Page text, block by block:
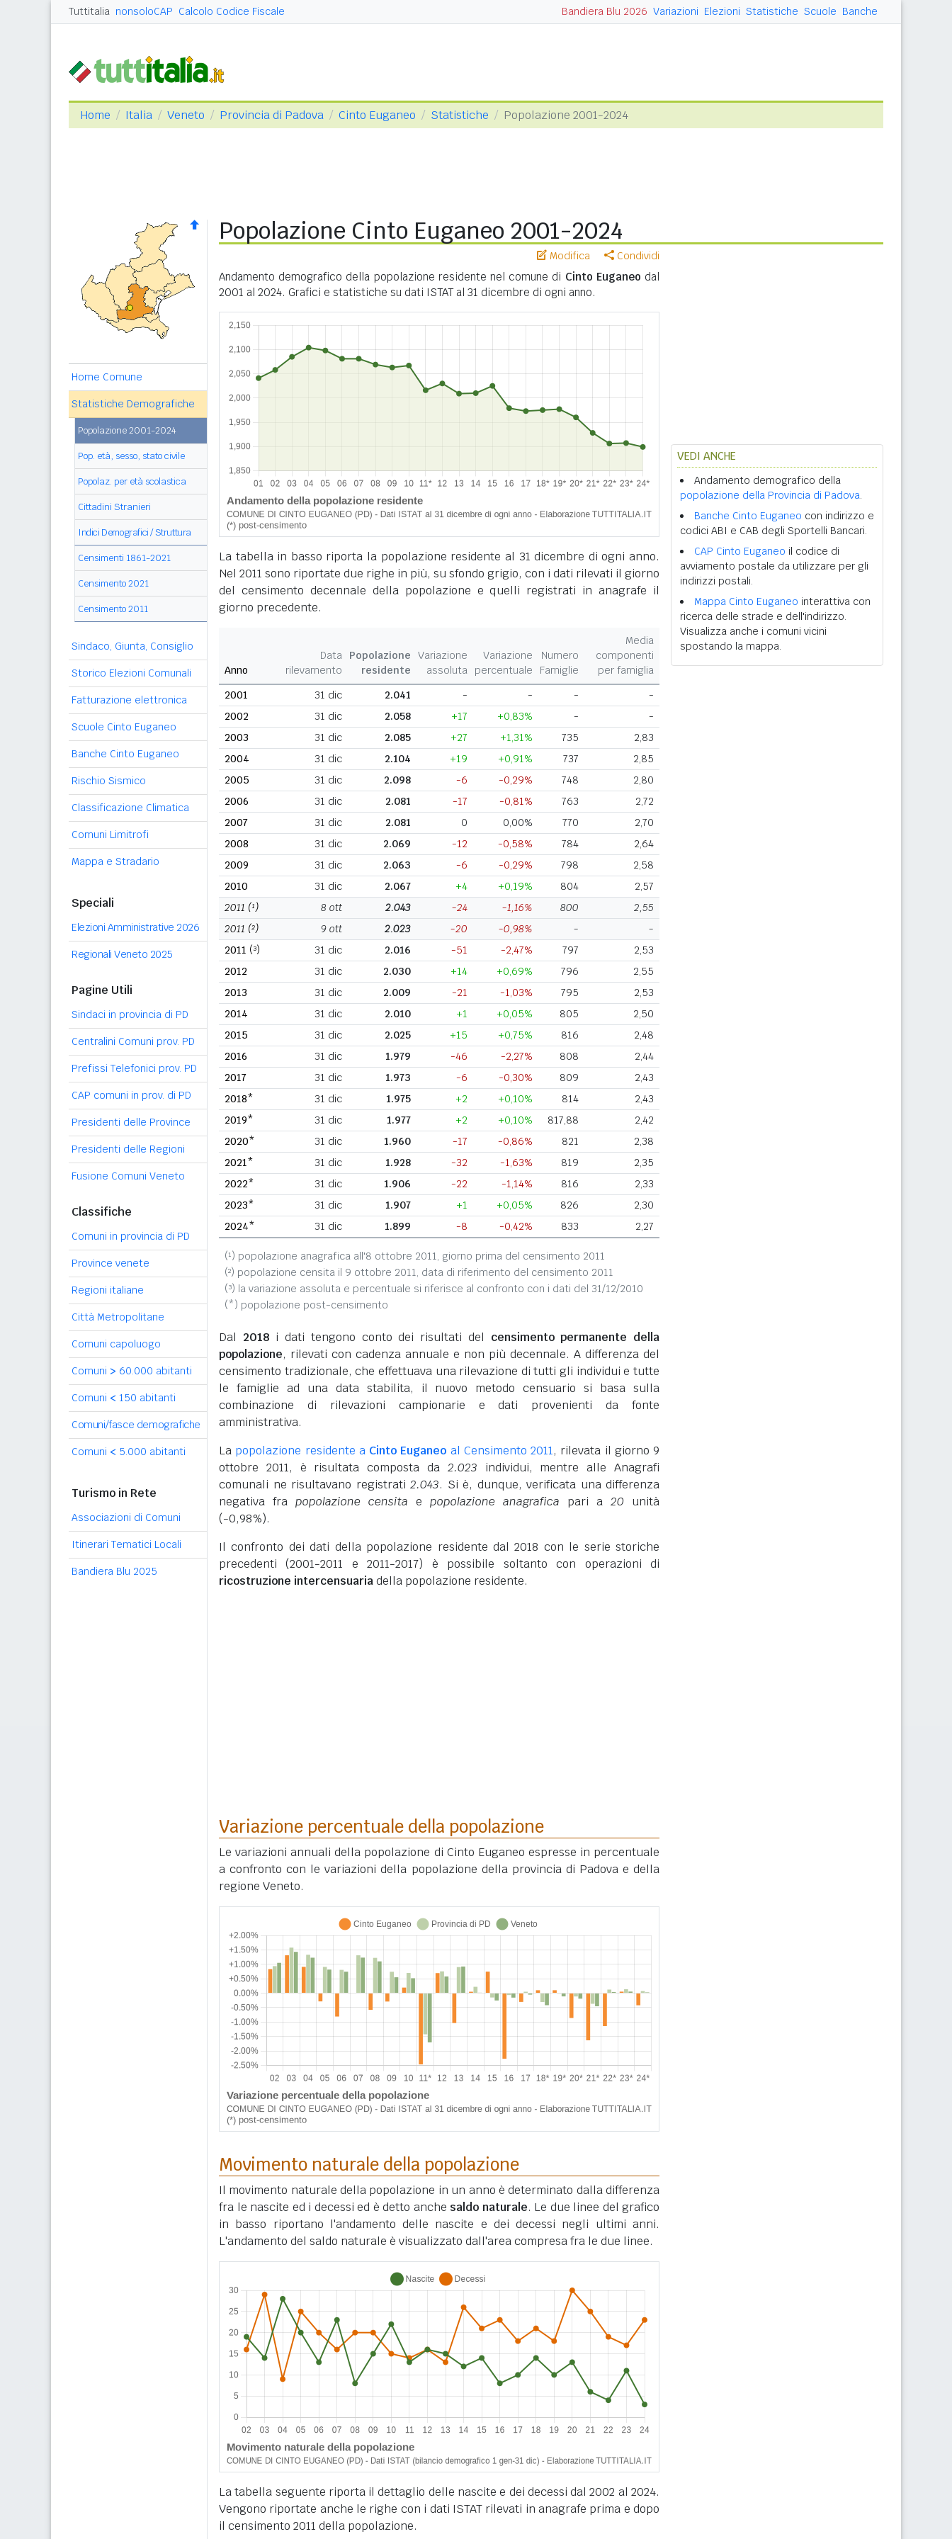
Tuttitalia nonsoloCAP Calcolo Codice Fiscale Bandiera Blu 2026 Variazioni Elezioni Statistiche Scuole Banche
Home Italia Veneto Provincia di Padova Cinto Euganeo Statistiche Popolazione 2001-2024
Home Comune
Statistiche Demografiche
Popolazione 2001-2024
Pop. età, sesso, stato civile
Popolaz. per età scolastica
Cittadini Stranieri
Indici Demografici / Struttura
Censimenti 1861-2021
Censimento 2021
Censimento 2011
Sindaco, Giunta, Consiglio
Storico Elezioni Comunali
Fatturazione elettronica
Scuole Cinto Euganeo
Banche Cinto Euganeo
Rischio Sismico
Classificazione Climatica
Comuni Limitrofi
Mappa e Stradario
Speciali
Elezioni Amministrative 2026
Regionali Veneto 2025
Pagine Utili
Sindaci in provincia di PD
Centralini Comuni prov. PD
Prefissi Telefonici prov. PD
CAP comuni in prov. di PD
Presidenti delle Province
Presidenti delle Regioni
Fusione Comuni Veneto
Classifiche
Comuni in provincia di PD
Province venete
Regioni italiane
Città Metropolitane
Comuni capoluogo
Comuni > 60.000 abitanti
Comuni < 150 abitanti
Comuni/fasce demografiche
Comuni < 5.000 abitanti
Turismo in Rete
Associazioni di Comuni
Itinerari Tematici Locali
Bandiera Blu 2025
Popolazione Cinto Euganeo 2001-2024
Modifica Condividi
Andamento demografico della popolazione residente nel comune di Cinto Euganeo dal
2001 al 2024. Grafici e statistiche su dati ISTAT al 31 dicembre di ogni anno.
La tabella in basso riporta la popolazione residente al 31 dicembre di ogni anno.
Nel 2011 sono riportate due righe in più, su sfondo grigio, con i dati rilevati il giorno
del censimento decennale della popolazione e quelli registrati in anagrafe il
giorno precedente.
Anno
Data
rilevamento
Popolazione
residente
Variazione
assoluta
Variazione
percentuale
Numero
Famiglie
Media
componenti
per famiglia
2001
31 dic 2.041 - - -
-
2002
31 dic 2.058 +17 +0,83% -
-
2003
31 dic 2.085 +27 +1,31% 735
2,83
2004
31 dic 2.104 +19 +0,91% 737
2,85
2005
31 dic 2.098 -6 -0,29% 748
2,80
2006
31 dic 2.081 -17 -0,81% 763
2,72
2007
31 dic 2.081 0 0,00% 770
2,70
2008
31 dic 2.069 -12 -0,58% 784
2,64
2009
31 dic 2.063 -6 -0,29% 798
2,58
2010
31 dic 2.067 +4 +0,19% 804
2,57
2011 (¹) 8 ott 2.043 -24 -1,16% 800
2,55
2011 (²) 9 ott 2.023 -20 -0,98% -
-
2011 (³) 31 dic 2.016 -51 -2,47% 797
2,53
2012
31 dic 2.030 +14 +0,69% 796
2,55
2013
31 dic 2.009 -21 -1,03% 795
2,53
2014
31 dic 2.010 +1 +0,05% 805
2,50
2015
31 dic 2.025 +15 +0,75% 816
2,48
2016
31 dic 1.979 -46 -2,27% 808
2,44
2017
31 dic 1.973 -6 -0,30% 809
2,43
2018*
31 dic 1.975 +2 +0,10% 814
2,43
2019*
31 dic 1.977 +2 +0,10% 817,88
2,42
2020*
31 dic 1.960 -17 -0,86% 821
2,38
2021*
31 dic 1.928 -32 -1,63% 819
2,35
2022*
31 dic 1.906 -22 -1,14% 816
2,33
2023*
31 dic 1.907 +1 +0,05% 826
2,30
2024*
31 dic 1.899 -8 -0,42% 833 2,27
(¹) popolazione anagrafica all'8 ottobre 2011, giorno prima del censimento 2011
(²) popolazione censita il 9 ottobre 2011, data di riferimento del censimento 2011
(³) la variazione assoluta e percentuale si riferisce al confronto con i dati del 31/12/2010
(*) popolazione post-censimento
Dal 2018 i dati tengono conto dei risultati del censimento permanente della
popolazione, rilevati con cadenza annuale e non più decennale. A differenza del
censimento tradizionale, che effettuava una rilevazione di tutti gli individui e tutte
le famiglie ad una data stabilita, il nuovo metodo censuario si basa sulla
combinazione di rilevazioni campionarie e dati provenienti da fonte
amministrativa.
La popolazione residente a Cinto Euganeo al Censimento 2011, rilevata il giorno 9
ottobre 2011, è risultata composta da 2.023 individui, mentre alle Anagrafi
comunali ne risultavano registrati 2.043. Si è, dunque, verificata una differenza
negativa fra popolazione censita e popolazione anagrafica pari a 20 unità
(-0,98%).
Il confronto dei dati della popolazione residente dal 2018 con le serie storiche
precedenti (2001-2011 e 2011-2017) è possibile soltanto con operazioni di
ricostruzione intercensuariadella popolazione residente.
Variazione percentuale della popolazione
Le variazioni annuali della popolazione di Cinto Euganeo espresse in percentuale
a confronto con le variazioni della popolazione della provincia di Padova e della
regione Veneto.
Movimento naturale della popolazione
Il movimento naturale della popolazione in un anno è determinato dalla differenza
fra le nascite ed i decessi ed è detto anche saldo naturale. Le due linee del grafico
in basso riportano l'andamento delle nascite e dei decessi negli ultimi anni.
L'andamento del saldo naturale è visualizzato dall'area compresa fra le due linee.
La tabella seguente riporta il dettaglio delle nascite e dei decessi dal 2002 al 2024.
Vengono riportate anche le righe con i dati ISTAT rilevati in anagrafe prima e dopo
il censimento 2011 della popolazione.
VEDI ANCHE
Andamento demografico della
popolazione della Provincia di Padova.
Banche Cinto Euganeo con indirizzo e
codici ABI e CAB degli Sportelli Bancari.
CAP Cinto Euganeo il codice di
avviamento postale da utilizzare per gli
indirizzi postali.
Mappa Cinto Euganeo interattiva con
ricerca delle strade e dell'indirizzo.
Visualizza anche i comuni vicini
spostando la mappa.